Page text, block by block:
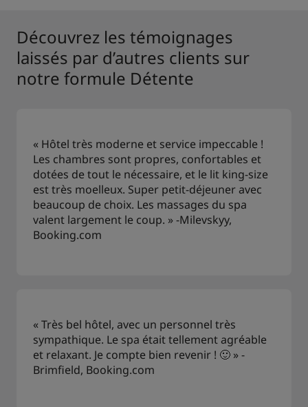
Découvrez les témoignages
laissés par d’autres clients sur
notre formule Détente
« Hôtel très moderne et service impeccable !
Les chambres sont propres, confortables et
dotées de tout le nécessaire, et le lit king-size
est très moelleux. Super petit-déjeuner avec
beaucoup de choix. Les massages du spa
valent largement le coup. » -Milevskyy,
Booking.com
« Très bel hôtel, avec un personnel très
sympathique. Le spa était tellement agréable
et relaxant. Je compte bien revenir ! 🙂 » -
Brimfield, Booking.com